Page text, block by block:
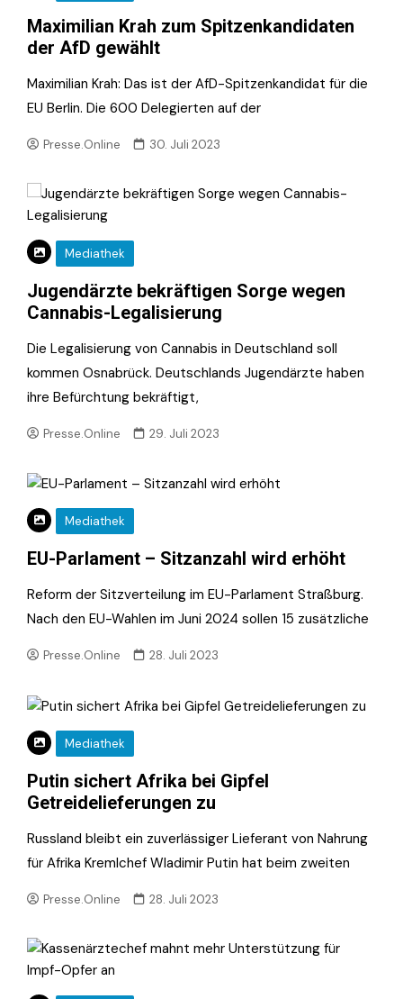
Maximilian Krah zum Spitzenkandidaten
der AfD gewählt
Maximilian Krah: Das ist der AfD-Spitzenkandidat für die
EU Berlin. Die 600 Delegierten auf der
Presse.Online 30. Juli 2023
Mediathek
Jugendärzte bekräftigen Sorge wegen
Cannabis-Legalisierung
Die Legalisierung von Cannabis in Deutschland soll
kommen Osnabrück. Deutschlands Jugendärzte haben
ihre Befürchtung bekräftigt,
Presse.Online 29. Juli 2023
Mediathek
EU-Parlament – Sitzanzahl wird erhöht
Reform der Sitzverteilung im EU-Parlament Straßburg.
Nach den EU-Wahlen im Juni 2024 sollen 15 zusätzliche
Presse.Online 28. Juli 2023
Mediathek
Putin sichert Afrika bei Gipfel
Getreidelieferungen zu
Russland bleibt ein zuverlässiger Lieferant von Nahrung
für Afrika Kremlchef Wladimir Putin hat beim zweiten
Presse.Online 28. Juli 2023